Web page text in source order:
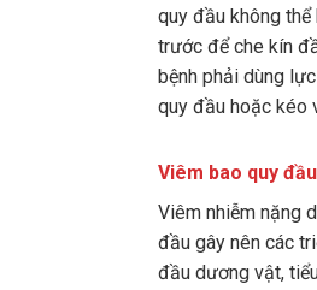
quy đầu không thể
trước để che kín
bệnh phải dùng
quy đầu hoặc kéo
Viêm bao quy đầu
Viêm nhiễm nặng
đầu gây nên các
đầu dương vật,